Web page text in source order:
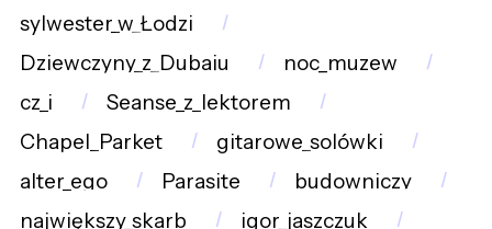
sylwester_w_Łodzi
Dziewczyny_z_Dubaju
noc_muzew
cz_i
Seanse_z_lektorem
Chapel_Parket
gitarowe_solówki
alter_ego
Parasite
budowniczy
największy_skarb
igor_jaszczuk